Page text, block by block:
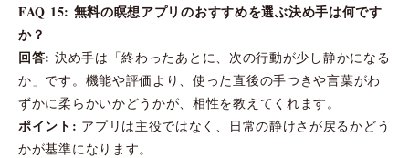
FAQ 15: 無料の瞑想アプリのおすすめを選ぶ決め手は何です
か？
回答: 決め手は「終わったあとに、次の行動が少し静かになる
か」です。機能や評価より、使った直後の手つきや言葉がわ
ずかに柔らかいかどうかが、相性を教えてくれます。
ポイント: アプリは主役ではなく、日常の静けさが戻るかどう
かが基準になります。